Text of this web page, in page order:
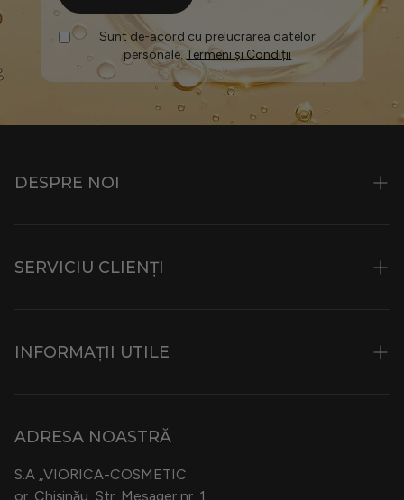
Sunt de-acord cu prelucrarea datelor
personale.Termeni și Condiții
DESPRE NOI
Ingrediente
Muzeul Frumuseții
SERVICIU CLIENȚI
Magazine Specializate
B2B
Cosmeplant
INFORMAȚII UTILE
Politica de Confidențialitate
Termeni și condiții
ADRESA NOASTRĂ
S.A „VIORICA-COSMETIC
or. Chișinău, Str. Mesager nr. 1